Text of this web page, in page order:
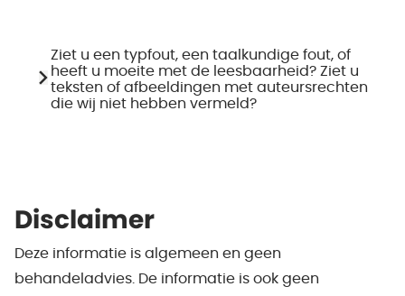
Ziet u een typfout, een taalkundige fout, of
heeft u moeite met de leesbaarheid? Ziet u
teksten of afbeeldingen met auteursrechten
die wij niet hebben vermeld?
Disclaimer
Deze informatie is algemeen en geen
behandeladvies. De informatie is ook geen